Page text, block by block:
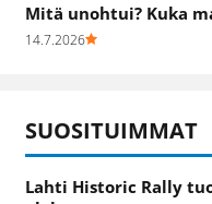
Mitä unohtui? Kuka
14.7.2026
SUOSITUIMMAT
Lahti Historic Rally